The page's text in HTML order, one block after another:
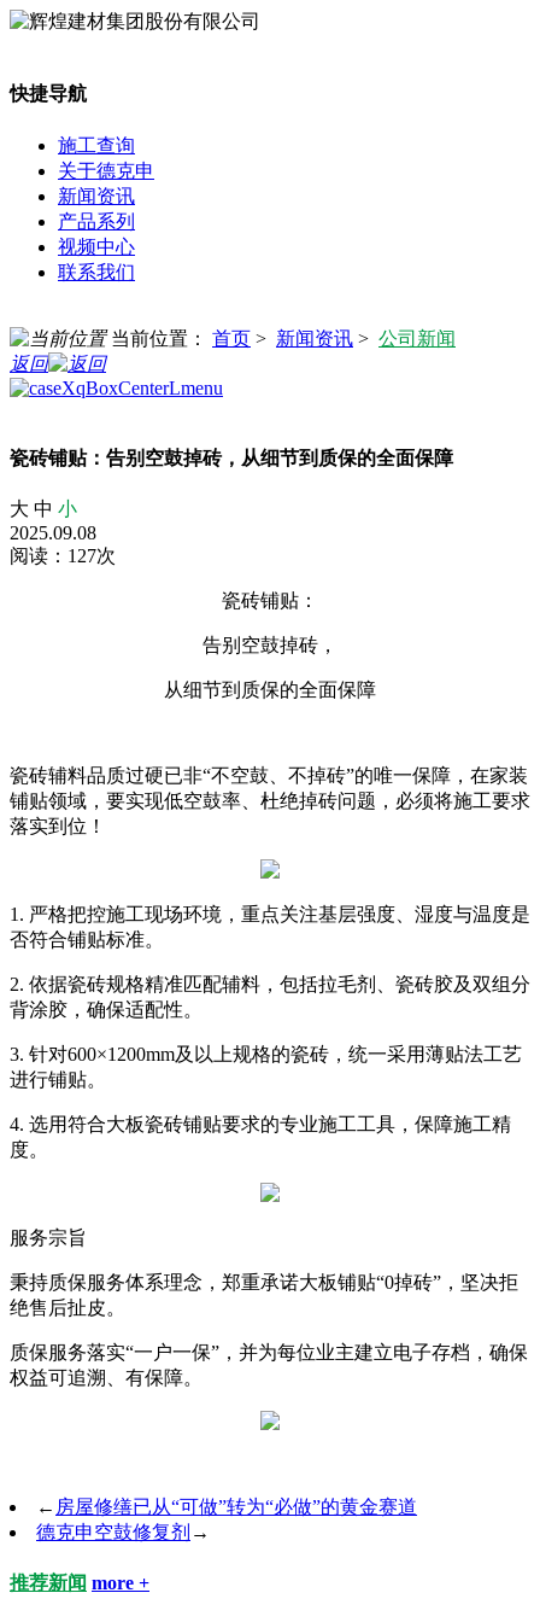
快捷导航
施工查询
关于德克申
新闻资讯
产品系列
视频中心
联系我们
当前位置： 首页 > 新闻资讯 > 公司新闻
返回
瓷砖铺贴：告别空鼓掉砖，从细节到质保的全面保障
大 中 小
2025.09.08
阅读：127次
瓷砖铺贴：
告别空鼓掉砖，
从细节到质保的全面保障
瓷砖辅料品质过硬已非“不空鼓、不掉砖”的唯一保障，在家装
铺贴领域，要实现低空鼓率、杜绝掉砖问题，必须将施工要求
落实到位！
1. 严格把控施工现场环境，重点关注基层强度、湿度与温度是
否符合铺贴标准。
2. 依据瓷砖规格精准匹配辅料，包括拉毛剂、瓷砖胶及双组分
背涂胶，确保适配性。
3. 针对600×1200mm及以上规格的瓷砖，统一采用薄贴法工艺
进行铺贴。
4. 选用符合大板瓷砖铺贴要求的专业施工工具，保障施工精
度。
服务宗旨
秉持质保服务体系理念，郑重承诺大板铺贴“0掉砖”，坚决拒
绝售后扯皮。
质保服务落实“一户一保”，并为每位业主建立电子存档，确保
权益可追溯、有保障。
← 房屋修缮已从“可做”转为“必做”的黄金赛道
德克申空鼓修复剂 →
推荐新闻 more +